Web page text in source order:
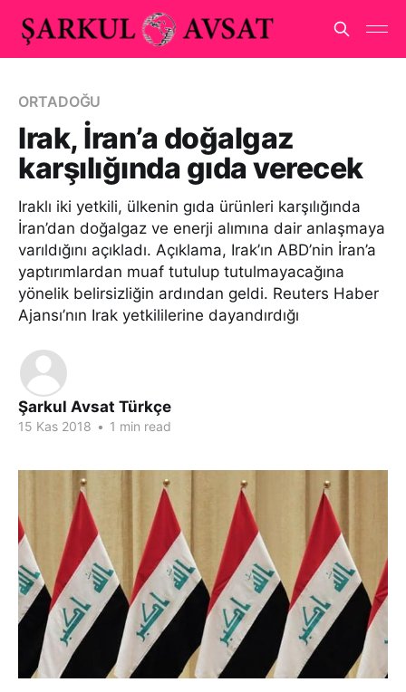
ORTADOĞU
Irak, İran’a doğalgaz
karşılığında gıda verecek
Iraklı iki yetkili, ülkenin gıda ürünleri karşılığında
İran’dan doğalgaz ve enerji alımına dair anlaşmaya
varıldığını açıkladı. Açıklama, Irak’ın ABD’nin İran’a
yaptırımlardan muaf tutulup tutulmayacağına
yönelik belirsizliğin ardından geldi. Reuters Haber
Ajansı’nın Irak yetkililerine dayandırdığı
Şarkul Avsat Türkçe
15 Kas 2018 • 1 min read